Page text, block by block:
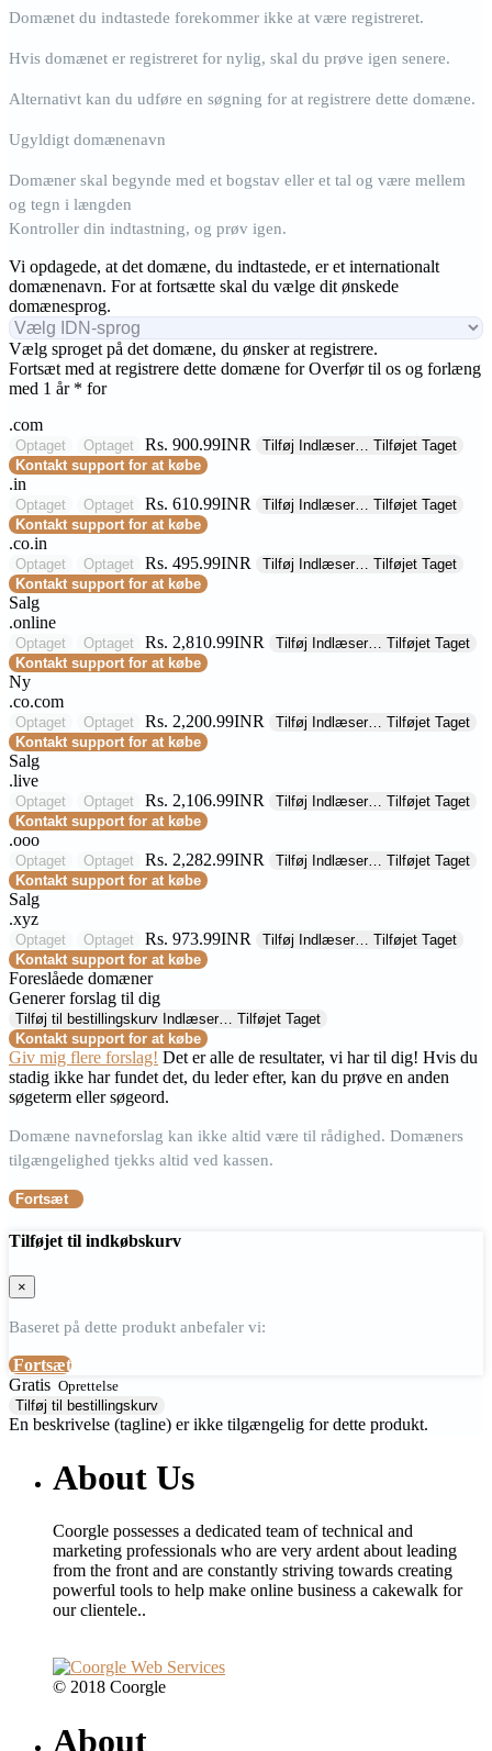
Domænet du indtastede forekommer ikke at være registreret.
Hvis domænet er registreret for nylig, skal du prøve igen senere.
Alternativt kan du udføre en søgning for at registrere dette domæne.
Ugyldigt domænenavn
Domæner skal begynde med et bogstav eller et tal og være mellem
og tegn i længden
Kontroller din indtastning, og prøv igen.
Vi opdagede, at det domæne, du indtastede, er et internationalt
domænenavn. For at fortsætte skal du vælge dit ønskede
domænesprog.
Vælg sproget på det domæne, du ønsker at registrere.
Fortsæt med at registrere dette domæne for Overfør til os og forlæng
med 1 år * for
.com
Optaget Optaget Rs. 900.99INR Tilføj Indlæser… Tilføjet Taget
Kontakt support for at købe
.in
Optaget Optaget Rs. 610.99INR Tilføj Indlæser… Tilføjet Taget
Kontakt support for at købe
.co.in
Optaget Optaget Rs. 495.99INR Tilføj Indlæser… Tilføjet Taget
Kontakt support for at købe
Salg
.online
Optaget Optaget Rs. 2,810.99INR Tilføj Indlæser… Tilføjet Taget
Kontakt support for at købe
Ny
.co.com
Optaget Optaget Rs. 2,200.99INR Tilføj Indlæser… Tilføjet Taget
Kontakt support for at købe
Salg
.live
Optaget Optaget Rs. 2,106.99INR Tilføj Indlæser… Tilføjet Taget
Kontakt support for at købe
.ooo
Optaget Optaget Rs. 2,282.99INR Tilføj Indlæser… Tilføjet Taget
Kontakt support for at købe
Salg
.xyz
Optaget Optaget Rs. 973.99INR Tilføj Indlæser… Tilføjet Taget
Kontakt support for at købe
Foreslåede domæner
Generer forslag til dig
Tilføj til bestillingskurv Indlæser… Tilføjet Taget
Kontakt support for at købe
Giv mig flere forslag! Det er alle de resultater, vi har til dig! Hvis du
stadig ikke har fundet det, du leder efter, kan du prøve en anden
søgeterm eller søgeord.
Domæne navneforslag kan ikke altid være til rådighed. Domæners
tilgængelighed tjekks altid ved kassen.
Tilføjet til indkøbskurv
×
Baseret på dette produkt anbefaler vi:
Fortsæt
Gratis Oprettelse
Tilføj til bestillingskurv
En beskrivelse (tagline) er ikke tilgængelig for dette produkt.
About Us
Coorgle possesses a dedicated team of technical and
marketing professionals who are very ardent about leading
from the front and are constantly striving towards creating
powerful tools to help make online business a cakewalk for
our clientele..
© 2018 Coorgle
About